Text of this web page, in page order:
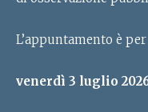
L’appuntamento è per
venerdì 3 luglio